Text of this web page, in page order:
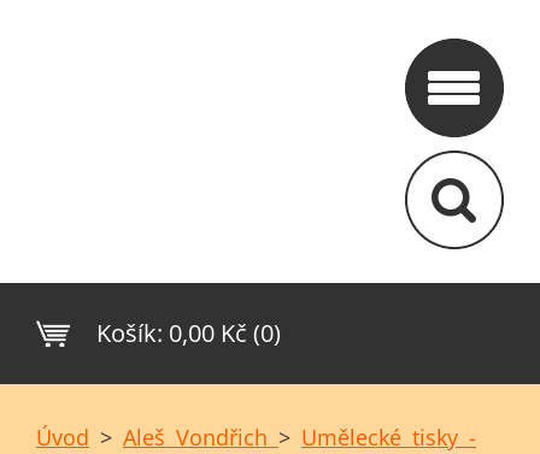
Košík: 0,00 Kč (0)
Úvod > Aleš Vondřich > Umělecké tisky -